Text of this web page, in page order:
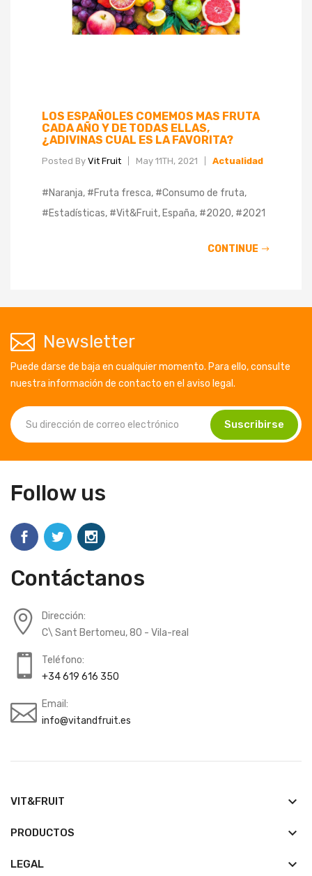
LOS ESPAÑOLES COMEMOS MAS FRUTA
CADA AÑO Y DE TODAS ELLAS,
¿ADIVINAS CUAL ES LA FAVORITA?
Posted By Vit Fruit May 11TH, 2021 Actualidad
#Naranja, #Fruta fresca, #Consumo de fruta,
#Estadísticas, #Vit&Fruit, España, #2020, #2021
CONTINUE
Newsletter
Puede darse de baja en cualquier momento. Para ello, consulte
nuestra información de contacto en el aviso legal.
Follow us
Contáctanos
Dirección:
C\ Sant Bertomeu, 80 - Vila-real
Teléfono:
+34 619 616 350
Email:
info@vitandfruit.es
VIT&FRUIT keyboard_arrow_down
PRODUCTOS keyboard_arrow_down
LEGAL keyboard_arrow_down